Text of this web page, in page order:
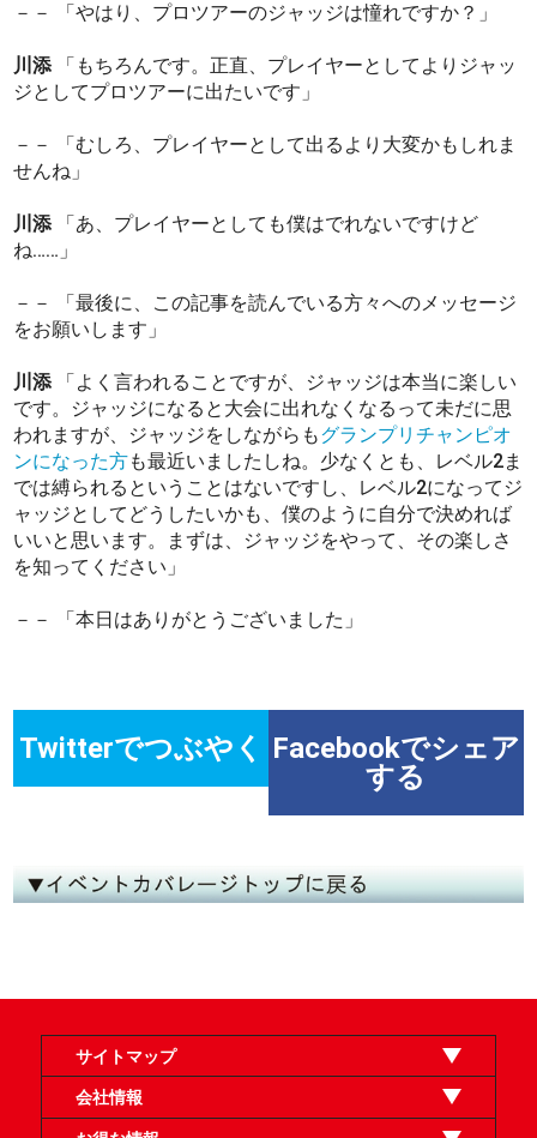
－－ 「やはり、プロツアーのジャッジは憧れですか？」
川添 「もちろんです。正直、プレイヤーとしてよりジャッ
ジとしてプロツアーに出たいです」
－－ 「むしろ、プレイヤーとして出るより大変かもしれま
せんね」
川添 「あ、プレイヤーとしても僕はでれないですけど
ね……」
－－ 「最後に、この記事を読んでいる方々へのメッセージ
をお願いします」
川添 「よく言われることですが、ジャッジは本当に楽しい
です。ジャッジになると大会に出れなくなるって未だに思
われますが、ジャッジをしながらもグランプリチャンピオ
ンになった方も最近いましたしね。少なくとも、レベル2ま
では縛られるということはないですし、レベル2になってジ
ャッジとしてどうしたいかも、僕のように自分で決めれば
いいと思います。まずは、ジャッジをやって、その楽しさ
を知ってください」
－－ 「本日はありがとうございました」
Twitterでつぶやく
Facebookでシェア
する
サイトマップ
オンラインショップ
買取
記事
選手一覧
デッキ検索
デッキ構築
イベント・大会
店舗のご案内
お問い合わせ
ヘルプ
FAQ
会社情報